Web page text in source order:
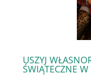
USZYJ
ŚWIĄTECZNE